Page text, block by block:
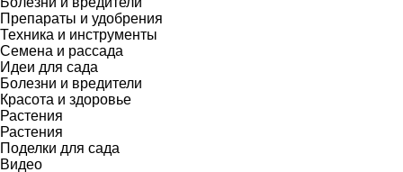
Препараты и удобрения
Техника и инструменты
Семена и рассада
Идеи для сада
Болезни и вредители
Красота и здоровье
Растения
Растения
Поделки для сада
Видео